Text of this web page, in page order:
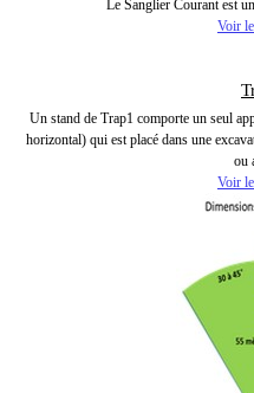
Le Sanglier Courant est
Voir
Un stand de Trap1 comporte un seul
horizontal) qui est placé dans une
ou
Voir